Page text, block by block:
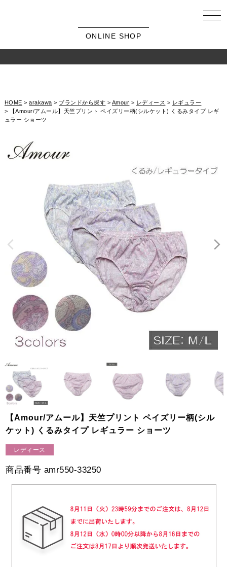
ONLINE SHOP
HOME arakawa ブランドから探す Amour レディース
レギュラー
【Amour/アムール】天竺プリント ペイズリー柄(シルケット) くるみタイプ レギ
ュラー ショーツ
【Amour/アムール】天竺プリント ペイズリー柄(シル
ケット) くるみタイプ レギュラー ショーツ
レディース
商品番号 amr550-33250